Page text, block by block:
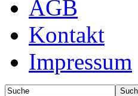
AGB
Kontakt
Impressum